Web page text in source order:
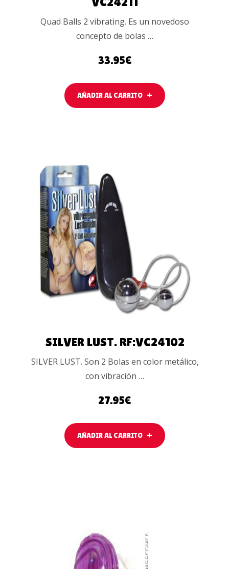
Quad Balls 2 vibrating. Es un novedoso
concepto de bolas …
33.95€
AÑADIR AL CARRITO
AÑADIR AL
CARRITO
SILVER LUST. RF:VC24102
SILVER LUST. Son 2 Bolas en color metálico,
con vibración …
27.95€
AÑADIR AL CARRITO
AÑADIR